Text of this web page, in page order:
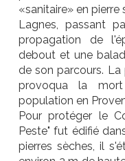
«sanitaire» en
Lagnes, passant
propagation de
debout et une
de son parcours. La
provoqua la
population en
Pour protéger le
Peste" fut édifié
pierres sèches, il